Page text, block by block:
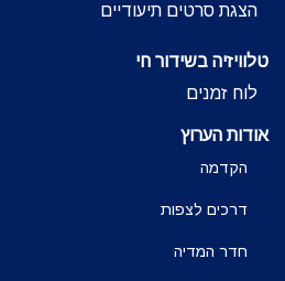
הצגת סרטים תיעודיים
טלוויזיה בשידור חי
לוח זמנים
אודות הערוץ
הקדמה
דרכים לצפות
חדר המדיה